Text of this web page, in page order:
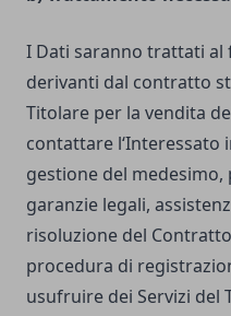
I Dati saranno trattati al
derivanti dal contratto
Titolare per la vendita
contattare l‘Interessato
gestione del
garanzie legali,
risoluzione del
procedura di
usufruire dei Servizi del